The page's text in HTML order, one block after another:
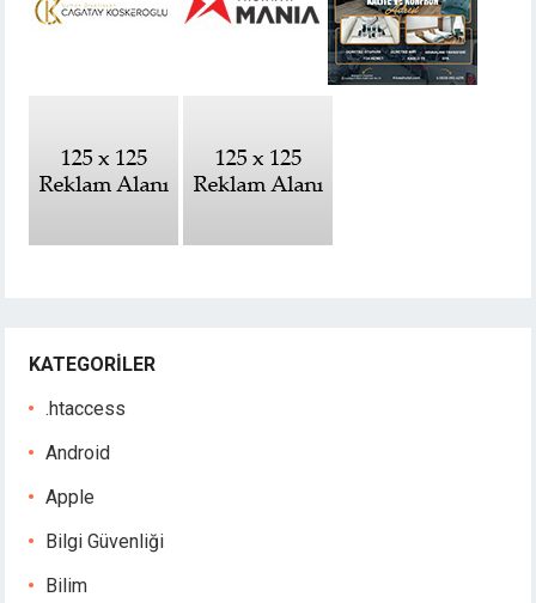
KATEGORILER
.htaccess
Android
Apple
Bilgi Güvenliği
Bilim